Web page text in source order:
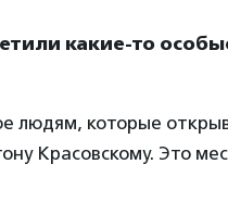
какие-то
людям, которые
Красовскому. Это